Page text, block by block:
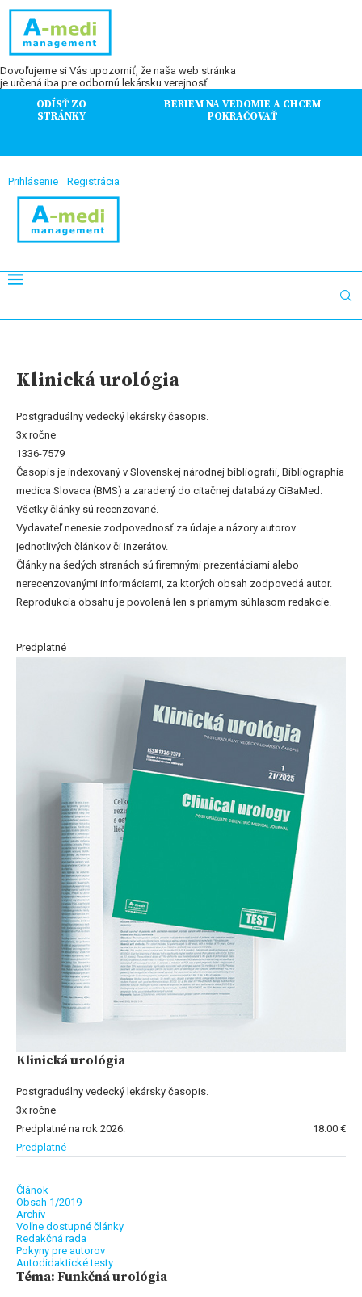
Dovoľujeme si Vás upozorniť, že naša web stránka
je určená iba pre odbornú lekársku verejnosť.
ODÍSŤ ZO
STRÁNKY
BERIEM NA VEDOMIE A CHCEM
POKRAČOVAŤ
Prihlásenie Registrácia
Klinická urológia
Postgraduálny vedecký lekársky časopis.
3x ročne
1336-7579
Časopis je indexovaný v Slovenskej národnej bibliografii, Bibliographia
medica Slovaca (BMS) a zaradený do citačnej databázy CiBaMed.
Všetky články sú recenzované.
Vydavateľ nenesie zodpovednosť za údaje a názory autorov
jednotlivých článkov či inzerátov.
Články na šedých stranách sú firemnými prezentáciami alebo
nerecenzovanými informáciami, za ktorých obsah zodpovedá autor.
Reprodukcia obsahu je povolená len s priamym súhlasom redakcie.
Predplatné
Klinická urológia
Postgraduálny vedecký lekársky časopis.
3x ročne
Predplatné na rok 2026:
18.00 €
Predplatné
Článok
Obsah 1/2019
Archív
Voľne dostupné články
Redakčná rada
Pokyny pre autorov
Autodidaktické testy
Téma: Funkčná urológia